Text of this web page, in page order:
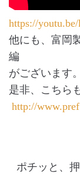
https://
他にも、富岡
編
がございます。
是非、こちら
http://
ポチッと、